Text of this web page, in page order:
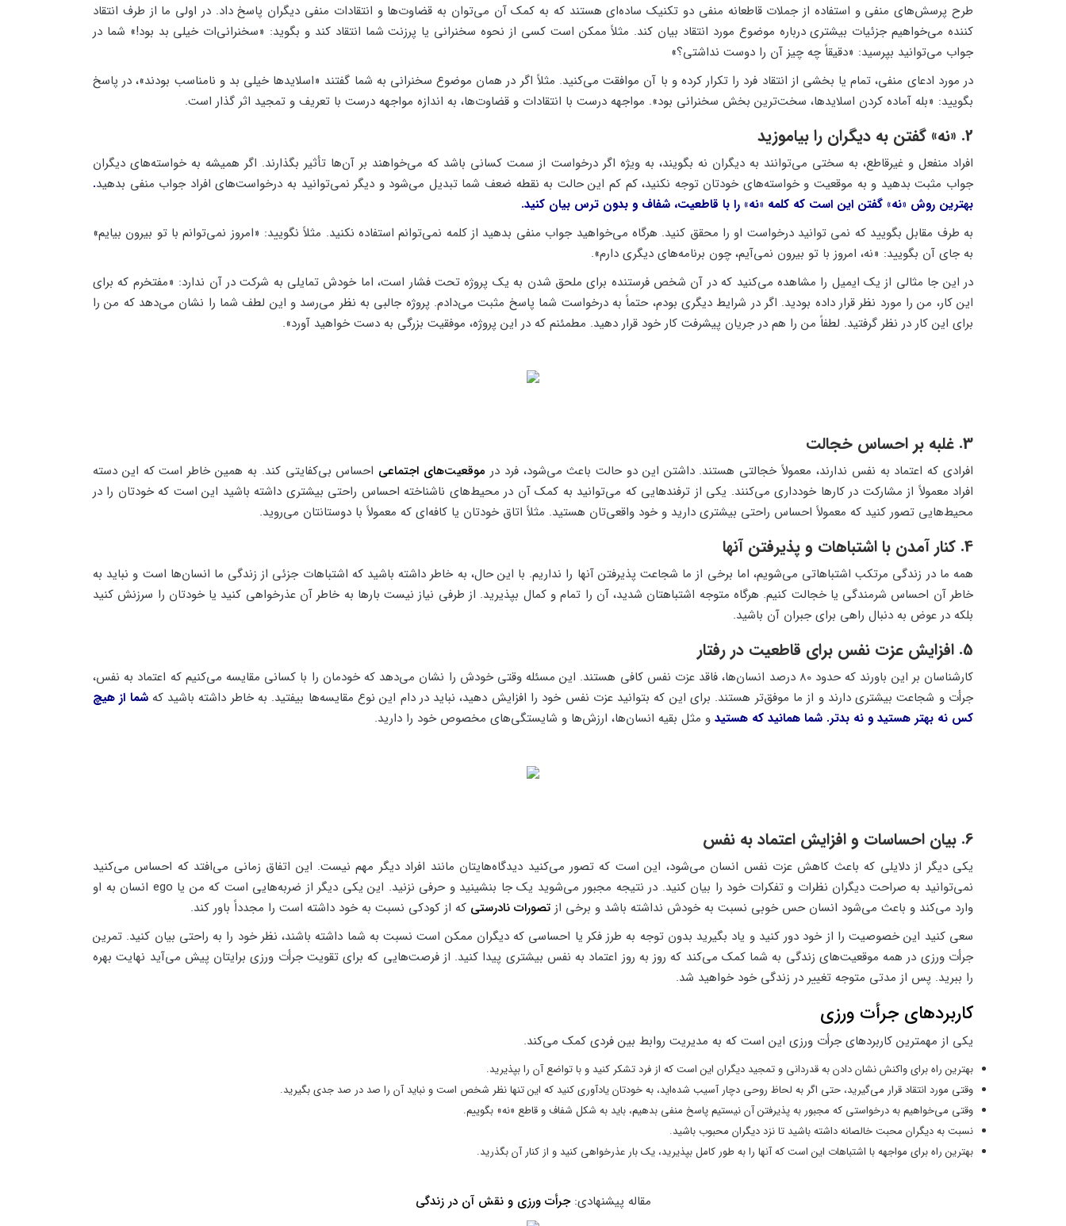
طرح پرسش‌های منفی و استفاده از جملات قاطعانه منفی دو تکنیک ساده‌ای هستند که به کمک آن می‌توان به قضاوت‌ها و انتقادات منفی دیگران پاسخ داد. در اولی ما از طرف انتقاد
کننده می‌خواهیم جزئیات بیشتری درباره موضوع مورد انتقاد بیان کند. مثلاً ممکن است کسی از نحوه سخنرانی یا پرزنت شما انتقاد کند و بگوید: «سخنرانی‌ات خیلی بد بود!» شما در
جواب می‌توانید بپرسید: «دقیقاً چه چیز آن را دوست نداشتی؟»
در مورد ادعای منفی، تمام یا بخشی از انتقاد فرد را تکرار کرده و با آن موافقت می‌کنید. مثلاً اگر در همان موضوع سخنرانی به شما گفتند «اسلایدها خیلی بد و نامناسب بودند»، در پاسخ
بگویید: «بله آماده کردن اسلایدها، سخت‌ترین بخش سخنرانی بود». مواجهه درست با انتقادات و قضاوت‌ها، به اندازه مواجهه درست با تعریف و تمجید اثر گذار است.
2. «نه» گفتن به دیگران را بیاموزید
افراد منفعل و غیرقاطع، به سختی می‌توانند به دیگران نه بگویند، به ویژه اگر درخواست از سمت کسانی باشد که می‌خواهند بر آن‌ها تأثیر بگذارند. اگر همیشه به خواسته‌های دیگران
جواب مثبت بدهید و به موقعیت و خواسته‌های خودتان توجه نکنید، کم کم این حالت به نقطه ضعف شما تبدیل می‌شود و دیگر نمی‌توانید به درخواست‌های افراد جواب منفی بدهید.
بهترین روش «نه» گفتن این است که کلمه «نه» را با قاطعیت، شفاف و بدون ترس بیان کنید.
به طرف مقابل بگویید که نمی توانید درخواست او را محقق کنید. هرگاه می‌خواهید جواب منفی بدهید از کلمه نمی‌توانم استفاده نکنید. مثلاً نگویید: «امروز نمی‌توانم با تو بیرون بیایم»
به جای آن بگویید: «نه، امروز با تو بیرون نمی‌آیم، چون برنامه‌های دیگری دارم».
در این جا مثالی از یک ایمیل را مشاهده می‌کنید که در آن شخص فرستنده برای ملحق شدن به یک پروژه تحت فشار است، اما خودش تمایلی به شرکت در آن ندارد: «مفتخرم که برای
این کار، من را مورد نظر قرار داده بودید. اگر در شرایط دیگری بودم، حتماً به درخواست شما پاسخ مثبت می‌دادم. پروژه جالبی به نظر می‌رسد و این لطف شما را نشان می‌دهد که من را
برای این کار در نظر گرفتید. لطفاً من را هم در جریان پیشرفت کار خود قرار دهید. مطمئنم که در این پروژه، موفقیت بزرگی به دست خواهید آورد».
3. غلبه بر احساس خجالت
افرادی که اعتماد به نفس ندارند، معمولاً خجالتی هستند. داشتن این دو حالت باعث می‌شود، فرد در موقعیت‌های اجتماعی احساس بی‌کفایتی کند. به همین خاطر است که این دسته
افراد معمولاً از مشارکت در کارها خودداری می‌کنند. یکی از ترفندهایی که می‌توانید به کمک آن در محیط‌های ناشناخته احساس راحتی بیشتری داشته باشید این است که خودتان را در
محیط‌هایی تصور کنید که معمولاً احساس راحتی بیشتری دارید و خود واقعی‌تان هستید. مثلاً اتاق خودتان یا کافه‌ای که معمولاً با دوستانتان می‌روید.
4. کنار آمدن با اشتباهات و پذیرفتن آنها
همه ما در زندگی مرتکب اشتباهاتی می‌شویم، اما برخی از ما شجاعت پذیرفتن آنها را نداریم. با این حال، به خاطر داشته باشید که اشتباهات جزئی از زندگی ما انسان‌ها است و نباید به
خاطر آن احساس شرمندگی یا خجالت کنیم. هرگاه متوجه اشتباهتان شدید، آن را تمام و کمال بپذیرید. از طرفی نیاز نیست بارها به خاطر آن عذرخواهی کنید یا خودتان را سرزنش کنید
بلکه در عوض به دنبال راهی برای جبران آن باشید.
5. افزایش عزت نفس برای قاطعیت در رفتار
کارشناسان بر این باورند که حدود 80 درصد انسان‌ها، فاقد عزت نفس کافی هستند. این مسئله وقتی خودش را نشان می‌دهد که خودمان را با کسانی مقایسه می‌کنیم که اعتماد به نفس،
جرأت و شجاعت بیشتری دارند و از ما موفق‌تر هستند. برای این که بتوانید عزت نفس خود را افزایش دهید، نباید در دام این نوع مقایسه‌ها بیفتید. به خاطر داشته باشید کهشما از هیچ
کس نه بهتر هستید و نه بدتر. شما همانید که هستید و مثل بقیه انسان‌ها، ارزش‌ها و شایستگی‌های مخصوص خود را دارید.
6. بیان احساسات و افزایش اعتماد به نفس
یکی دیگر از دلایلی که باعث کاهش عزت نفس انسان می‌شود، این است که تصور می‌کنید دیدگاه‌هایتان مانند افراد دیگر مهم نیست. این اتفاق زمانی می‌افتد که احساس می‌کنید
نمی‌توانید به صراحت دیگران نظرات و تفکرات خود را بیان کنید. در نتیجه مجبور می‌شوید یک جا بنشینید و حرفی نزنید. این یکی دیگر از ضربه‌هایی است که من یا ego انسان به او
وارد می‌کند و باعث می‌شود انسان حس خوبی نسبت به خودش نداشته باشد و برخی از تصورات نادرستی که از کودکی نسبت به خود داشته است را مجدداً باور کند.
سعی کنید این خصوصیت را از خود دور کنید و یاد بگیرید بدون توجه به طرز فکر یا احساسی که دیگران ممکن است نسبت به شما داشته باشند، نظر خود را به راحتی بیان کنید. تمرین
جرأت ورزی در همه موقعیت‌های زندگی به شما کمک می‌کند که روز به روز اعتماد به نفس بیشتری پیدا کنید. از فرصت‌هایی که برای تقویت جرأت ورزی برایتان پیش می‌آید نهایت بهره
را ببرید. پس از مدتی متوجه تغییر در زندگی خود خواهید شد.
کاربردهای جرأت ورزی
یکی از مهمترین کاربردهای جرأت ورزی این است که به مدیریت روابط بین فردی کمک می‌کند.
بهترین راه برای واکنش نشان دادن به قدردانی و تمجید دیگران این است که از فرد تشکر کنید و با تواضع آن را بپذیرید.
وقتی مورد انتقاد قرار می‌گیرید، حتی اگر به لحاظ روحی دچار آسیب شده‌اید، به خودتان یادآوری کنید که این تنها نظر شخص است و نباید آن را صد در صد جدی بگیرید.
وقتی می‌خواهیم به درخواستی که مجبور به پذیرفتن آن نیستیم پاسخ منفی بدهیم، باید به شکل شفاف و قاطع «نه» بگوییم.
نسبت به دیگران محبت خالصانه داشته باشید تا نزد دیگران محبوب باشید.
بهترین راه برای مواجهه با اشتباهات این است که آنها را به طور کامل بپذیرید، یک بار عذرخواهی کنید و از کنار آن بگذرید.
مقاله پیشنهادی:جرأت ورزی و نقش آن در زندگی